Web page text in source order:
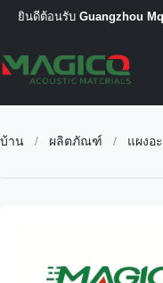
ยินดีต้อนรับ Guangzhou
บ้าน / ผลิตภัณฑ์ / แผงอ